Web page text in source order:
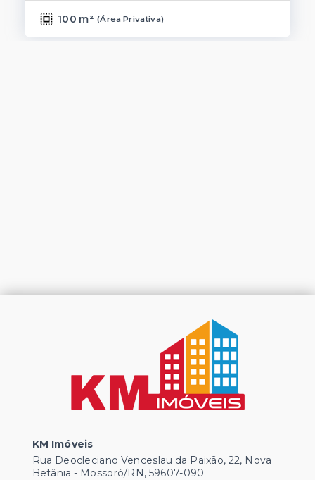
100 m² (Área Privativa)
KM Imóveis
Rua Deocleciano Venceslau da Paixão, 22, Nova
Betânia - Mossoró/RN, 59607-090